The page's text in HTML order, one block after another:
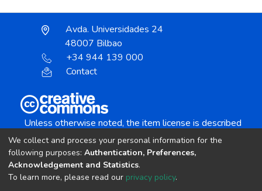
Avda. Universidades 24
48007 Bilbao
+34 944 139 000
Contact
Unless otherwise noted, the item license is described
Creative Commons Attribution-NonCommercial-
We collect and process your personal information for the
following purposes: Authentication, Preferences,
Acknowledgement and Statistics.
To learn more, please read our privacy policy.